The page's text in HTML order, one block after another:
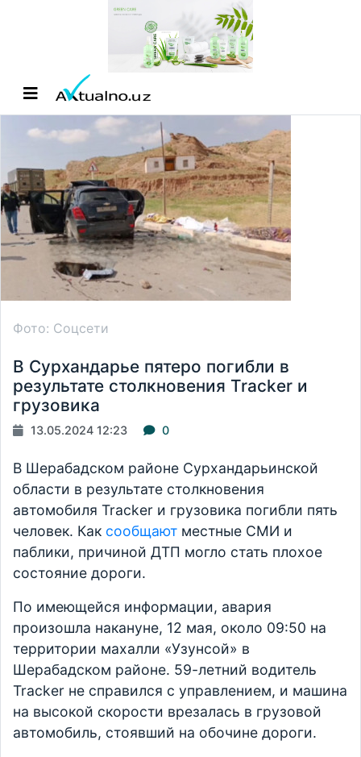
Фото: Соцсети
В Сурхандарье пятеро погибли в
результате столкновения Tracker и
грузовика
13.05.2024 12:23 0
В Шерабадском районе Сурхандарьинской
области в результате столкновения
автомобиля Tracker и грузовика погибли пять
человек. Как сообщают местные СМИ и
паблики, причиной ДТП могло стать плохое
состояние дороги.
По имеющейся информации, авария
произошла накануне, 12 мая, около 09:50 на
территории махалли «Узунсой» в
Шерабадском районе. 59-летний водитель
Tracker не справился с управлением, и машина
на высокой скорости врезалась в грузовой
автомобиль, стоявший на обочине дороги.